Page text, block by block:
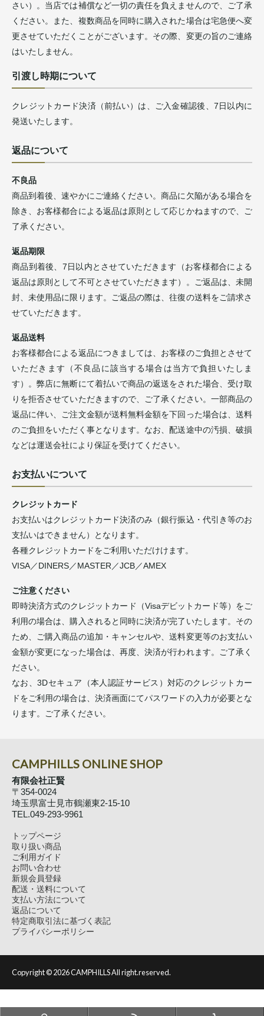
さい）。当店では補償など一切の責任を負えませんので、ご了承
ください。また、複数商品を同時に購入された場合は宅急便へ変
更させていただくことがございます。その際、変更の旨のご連絡
はいたしません。
引渡し時期について
クレジットカード決済（前払い）は、ご入金確認後、7日以内に
発送いたします。
返品について
不良品
商品到着後、速やかにご連絡ください。商品に欠陥がある場合を
除き、お客様都合による返品は原則として応じかねますので、ご
了承ください。
返品期限
商品到着後、7日以内とさせていただきます（お客様都合による
返品は原則として不可とさせていただきます）。ご返品は、未開
封、未使用品に限ります。ご返品の際は、往復の送料をご請求さ
せていただきます。
返品送料
お客様都合による返品につきましては、お客様のご負担とさせて
いただきます（不良品に該当する場合は当方で負担いたしま
す）。弊店に無断にて着払いで商品の返送をされた場合、受け取
りを拒否させていただきますので、ご了承ください。一部商品の
返品に伴い、ご注文金額が送料無料金額を下回った場合は、送料
のご負担をいただく事となります。なお、配送途中の汚損、破損
などは運送会社により保証を受けてください。
お支払いについて
クレジットカード
お支払いはクレジットカード決済のみ（銀行振込・代引き等のお
支払いはできません）となります。
各種クレジットカードをご利用いただけけます。
VISA／DINERS／MASTER／JCB／AMEX
ご注意ください
即時決済方式のクレジットカード（Visaデビットカード等）をご
利用の場合は、購入されると同時に決済が完了いたします。その
ため、ご購入商品の追加・キャンセルや、送料変更等のお支払い
金額が変更になった場合は、再度、決済が行われます。ご了承く
ださい。
なお、3Dセキュア（本人認証サービス）対応のクレジットカー
ドをご利用の場合は、決済画面にてパスワードの入力が必要とな
ります。ご了承ください。
CAMPHILLS ONLINE SHOP
有限会社正賢
〒354-0024
埼玉県富士見市鶴瀬東2-15-10
TEL.049-293-9961
トップページ
取り扱い商品
ご利用ガイド
お問い合わせ
新規会員登録
配送・送料について
支払い方法について
返品について
特定商取引法に基づく表記
プライバシーポリシー
Copyright ©2026 CAMPHILLS All right.reserved.